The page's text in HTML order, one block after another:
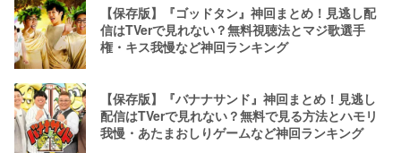
【保存版】『ゴッドタン』神回まとめ！見逃し配
信はTVerで見れない？無料視聴法とマジ歌選手
権・キス我慢など神回ランキング
【保存版】『バナナサンド』神回まとめ！見逃し
配信はTVerで見れない？無料で見る方法とハモリ
我慢・あたまおしりゲームなど神回ランキング